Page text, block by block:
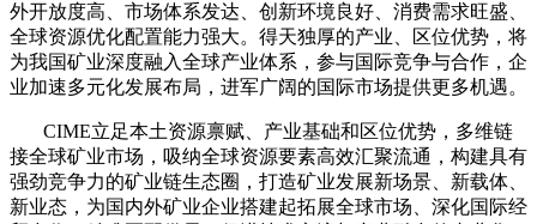
外开放度高、市场体系发达、创新环境良好、消费需求旺盛、
全球资源优化配置能力强大。得天独厚的产业、区位优势，将
为我国矿业深度融入全球产业体系，参与国际竞争与合作，企
业加速多元化发展布局，进军广阔的国际市场提供更多机遇。
CIME立足本土资源禀赋、产业基础和区位优势，多维链
接全球矿业市场，吸纳全球资源要素高效汇聚流通，构建具有
强劲竞争力的矿业链生态圈，打造矿业发展新场景、新载体、
新业态，为国内外矿业企业搭建起拓展全球市场、深化国际经